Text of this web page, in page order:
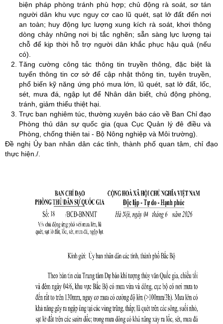
biện pháp phòng tránh phù hợp; chủ động rà soát, sơ tán
người dân khu vực nguy cơ cao lũ quét, sạt lở đất đến nơi
an toàn; huy động lực lượng xung kích rà soát, khơi thông
dòng chảy những nơi bị tắc nghẽn; sẵn sàng lực lượng tại
chỗ để kịp thời hỗ trợ người dân khắc phục hậu quả (nếu
có).
Tăng cường công tác thông tin truyền thông, đặc biệt là
tuyến thông tin cơ sở để cập nhật thông tin, tuyên truyền,
phổ biến kỹ năng ứng phó mưa lớn, lũ quét, sạt lở đất, lốc,
sét, mưa đá, ngập lụt để Nhân dân biết, chủ động phòng,
tránh, giảm thiểu thiệt hại.
Trực ban nghiêm túc, thường xuyên báo cáo về Ban Chỉ đạo
Phòng thủ dân sự quốc gia (qua Cục Quản lý đê điều và
Phòng, chống thiên tai - Bộ Nông nghiệp và Môi trường).
Đề nghị Ủy ban nhân dân các tỉnh, thành phố quan tâm, chỉ đạo
thực hiện./.